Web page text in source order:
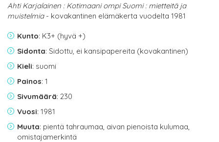
Ahti Karjalainen : Kotimaani ompi Suomi : mietteitä ja
muistelmia- kovakantinen elämäkerta vuodelta 1981
Kunto: K3+ (hyvä +)
Sidonta: Sidottu, ei kansipapereita (kovakantinen)
Kieli: suomi
Painos: 1
Sivumäärä: 230
Vuosi: 1981
Muuta: pientä tahraumaa, aivan pienoista kulumaa,
omistajamerkintä